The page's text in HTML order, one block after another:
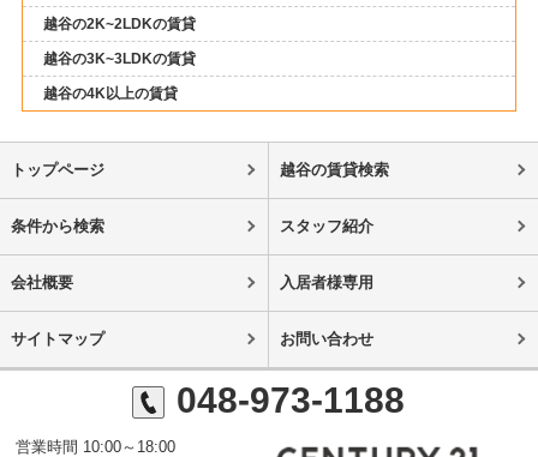
越谷の2K~2LDKの賃貸
越谷の3K~3LDKの賃貸
越谷の4K以上の賃貸
トップページ 越谷の賃貸検索
条件から検索 スタッフ紹介
会社概要 入居者様専用
サイトマップ お問い合わせ
048-973-1188
営業時間 10:00～18:00